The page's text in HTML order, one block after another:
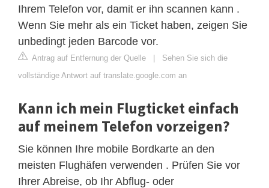
Ihrem Telefon vor, damit er ihn scannen kann .
Wenn Sie mehr als ein Ticket haben, zeigen Sie
unbedingt jeden Barcode vor.
Antrag auf Entfernung der Quelle | Sehen Sie sich die
vollständige Antwort auf translate.google.com an
Kann ich mein Flugticket einfach
auf meinem Telefon vorzeigen?
Sie können Ihre mobile Bordkarte an den
meisten Flughäfen verwenden . Prüfen Sie vor
Ihrer Abreise, ob Ihr Abflug- oder